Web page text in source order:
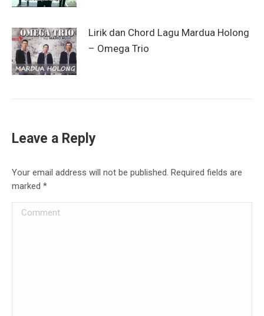
Lirik dan Chord Lagu Mardua Holong
– Omega Trio
Leave a Reply
Your email address will not be published. Required fields are
marked *
Comment